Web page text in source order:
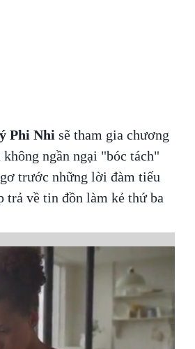
Phi Nhi sẽ tham gia chương
không ngần ngại "bóc tách"
trước những lời đàm tiếu
trả về tin đồn làm kẻ thứ ba